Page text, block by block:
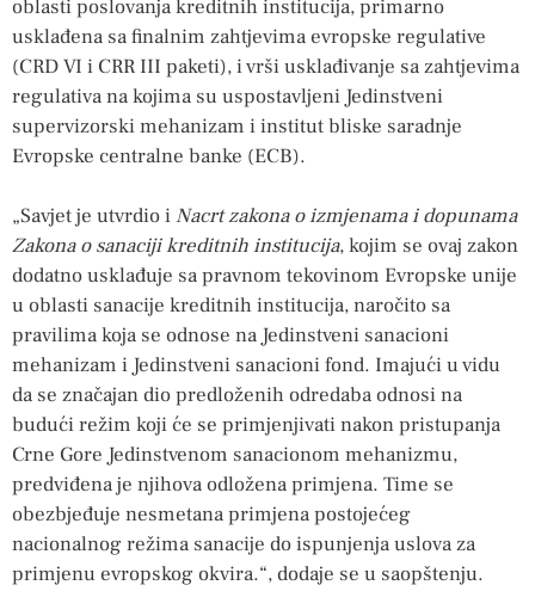
oblasti poslovanja kreditnih institucija, primarno
usklađena sa finalnim zahtjevima evropske regulative
(CRD VI i CRR III paketi), i vrši usklađivanje sa zahtjevima
regulativa na kojima su uspostavljeni Jedinstveni
supervizorski mehanizam i institut bliske saradnje
Evropske centralne banke (ECB).
„Savjet je utvrdio iNacrt zakona o izmjenama i dopunama
Zakona o sanaciji kreditnih institucija, kojim se ovaj zakon
dodatno usklađuje sa pravnom tekovinom Evropske unije
u oblasti sanacije kreditnih institucija, naročito sa
pravilima koja se odnose na Jedinstveni sanacioni
mehanizam i Jedinstveni sanacioni fond. Imajući u vidu
da se značajan dio predloženih odredaba odnosi na
budući režim koji će se primjenjivati nakon pristupanja
Crne Gore Jedinstvenom sanacionom mehanizmu,
predviđena je njihova odložena primjena. Time se
obezbjeđuje nesmetana primjena postojećeg
nacionalnog režima sanacije do ispunjenja uslova za
primjenu evropskog okvira.“, dodaje se u saopštenju.